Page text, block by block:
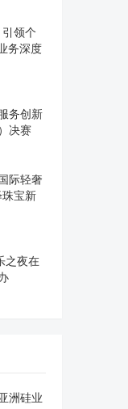
领个
务深度
务创新
决赛
际轻奢
宝新
之夜在
洲硅业